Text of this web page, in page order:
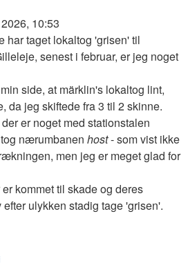
10:53
har taget lokaltog 'grisen' til
senest i februar, er jeg noget
side, at märklin's lokaltog lint,
da jeg skiftede fra 3 til 2 skinne.
er noget med stationstalen
nærumbanen host- som vist ikke
men jeg er meget glad for
kommet til skade og deres
ulykken stadig tage 'grisen'.